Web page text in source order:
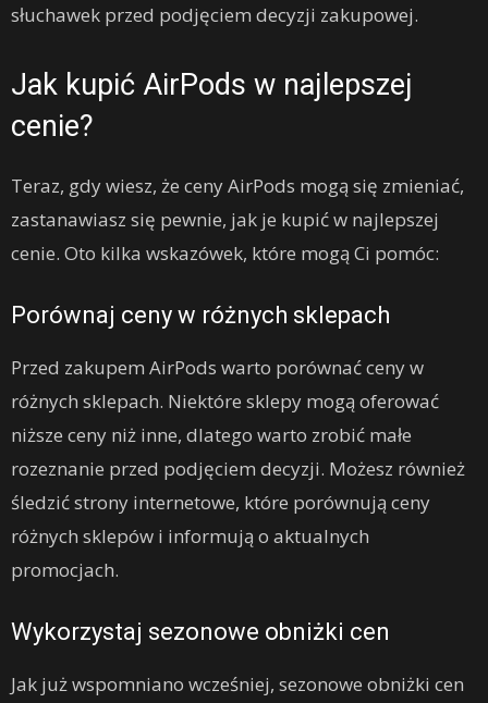
słuchawek przed podjęciem decyzji zakupowej.
Jak kupić AirPods w najlepszej
cenie?
Teraz, gdy wiesz, że ceny AirPods mogą się zmieniać,
zastanawiasz się pewnie, jak je kupić w najlepszej
cenie. Oto kilka wskazówek, które mogą Ci pomóc:
Porównaj ceny w różnych sklepach
Przed zakupem AirPods warto porównać ceny w
różnych sklepach. Niektóre sklepy mogą oferować
niższe ceny niż inne, dlatego warto zrobić małe
rozeznanie przed podjęciem decyzji. Możesz również
śledzić strony internetowe, które porównują ceny
różnych sklepów i informują o aktualnych
promocjach.
Wykorzystaj sezonowe obniżki cen
Jak już wspomniano wcześniej, sezonowe obniżki cen